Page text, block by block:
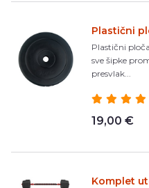
Plastični
Plastični
sve šipke
presvlak...
19,00 €
Komplet